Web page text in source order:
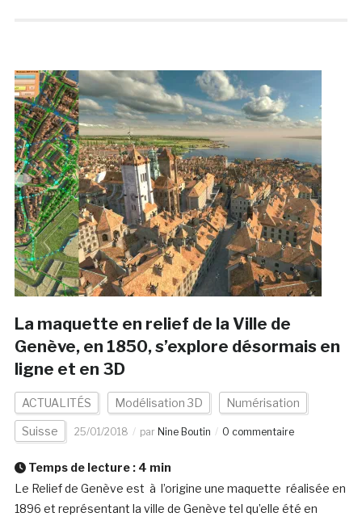
La maquette en relief de la Ville de
Genève, en 1850, s’explore désormais en
ligne et en 3D
ACTUALITÉS Modélisation 3D Numérisation
Suisse 25/01/2018 par Nine Boutin 0 commentaire
Temps de lecture : 4 min
Le Relief de Genève est à l’origine une maquette réalisée en
1896 et représentant la ville de Genève tel qu’elle été en